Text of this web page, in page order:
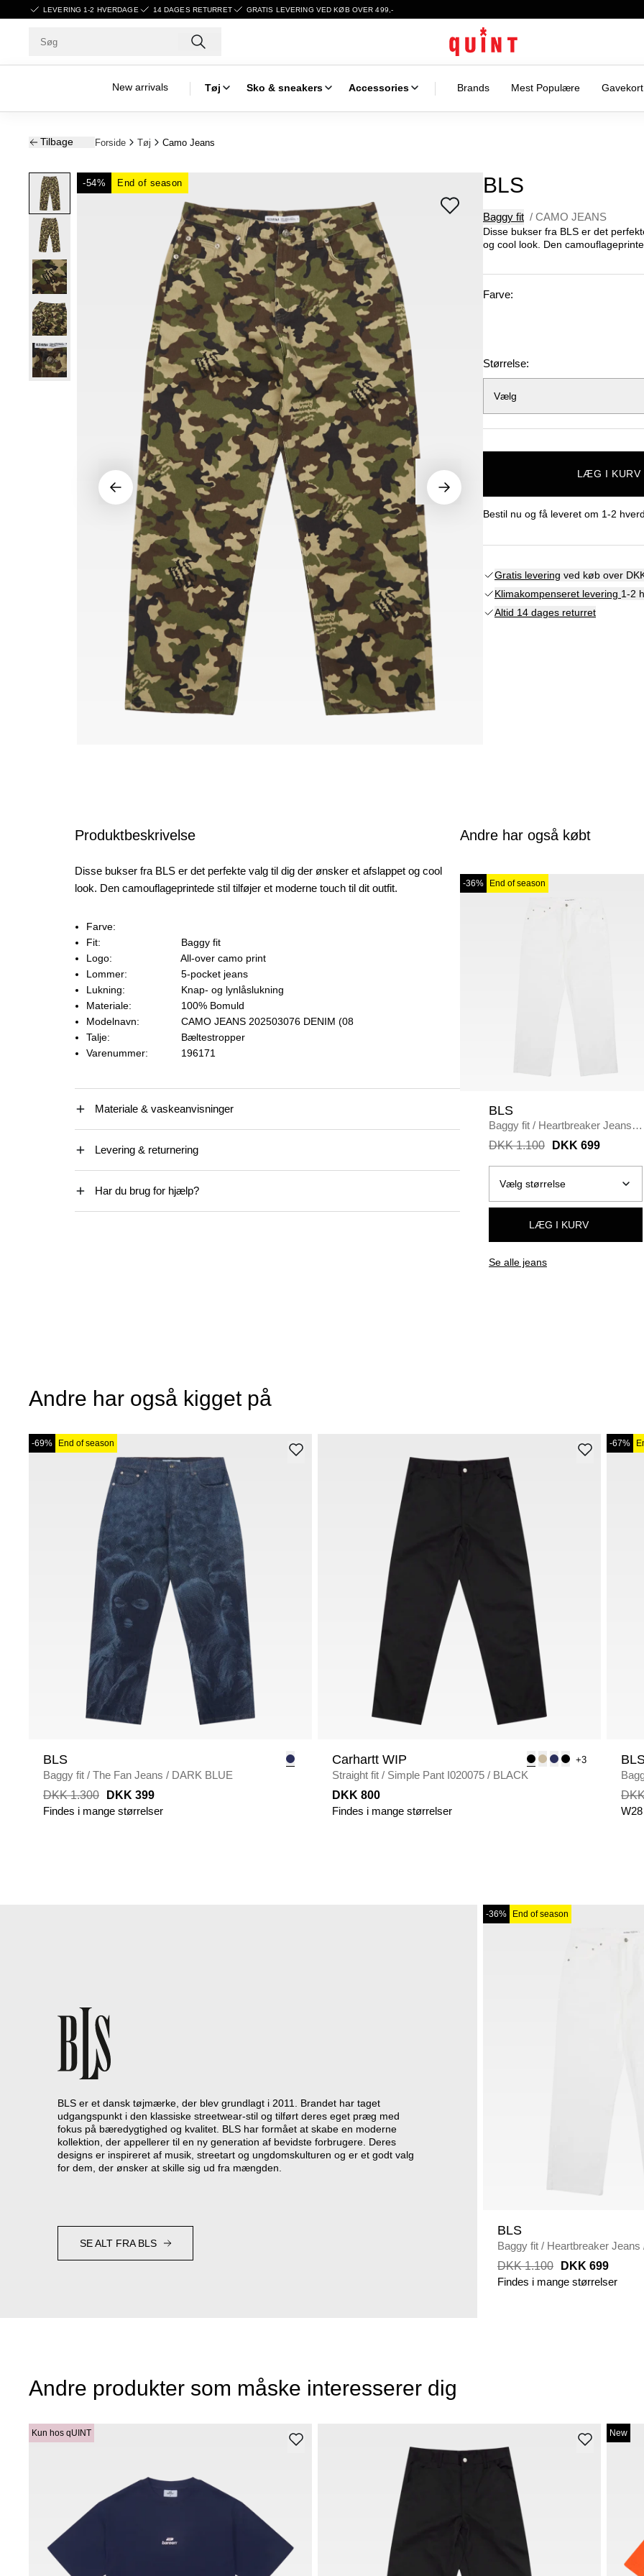
LEVERING 1-2 HVERDAGE 14 DAGES RETURRET GRATIS LEVERING VED KØB OVER 499,-
New arrivals Tøj Sko & sneakers Accessories Brands Mest Populære Gavekort
Tilbage Forside Tøj Camo Jeans
-54% End of season BLS
Baggy fit / CAMO JEANS
Disse bukser fra BLS er det
og cool look. Den
Farve:
Størrelse:
Vælg
LÆG I KURV
Bestil nu og få leveret om 1-2
Gratis levering ved køb over
Klimakompenseret levering 1-2
Altid 14 dages returret
Produktbeskrivelse
Disse bukser fra BLS er det perfekte valg til dig der ønsker et afslappet og cool
look. Den camouflageprintede stil tilføjer et moderne touch til dit outfit.
Farve:
Fit:
Baggy fit
Logo:
All-over camo print
Lommer:
5-pocket jeans
Lukning:
Knap- og lynlåslukning
Materiale:
100% Bomuld
Modelnavn:
CAMO JEANS 202503076 DENIM (08
Talje:
Bæltestropper
Varenummer:
196171
Materiale & vaskeanvisninger
Levering & returnering
Har du brug for hjælp?
Andre har også købt
-36% End of season
BLS
Baggy fit / Heartbreaker Jeans /
WHITE
DKK 1.100 DKK 699
LÆG I KURV
Se alle jeans
Andre har også kigget på
-69% End of season
BLS
Baggy fit / The Fan Jeans / DARK BLUE
DKK 1.300
DKK 399
Findes i mange størrelser
Carhartt WIP +3
Straight fit / Simple Pant I020075 / BLACK
DKK 800
Findes i mange størrelser
-67%
W28
BLS er et dansk tøjmærke, der blev grundlagt i 2011. Brandet har taget
udgangspunkt i den klassiske streetwear-stil og tilført deres eget præg med
fokus på bæredygtighed og kvalitet. BLS har formået at skabe en moderne
kollektion, der appellerer til en ny generation af bevidste forbrugere. Deres
designs er inspireret af musik, streetart og ungdomskulturen og er et godt valg
for dem, der ønsker at skille sig ud fra mængden.
SE ALT FRA BLS
-36% End of season
BLS
Baggy fit / Heartbreaker Jeans
DKK 1.100
DKK 699
Findes i mange størrelser
Andre produkter som måske interesserer dig
Kun hos qUINT New